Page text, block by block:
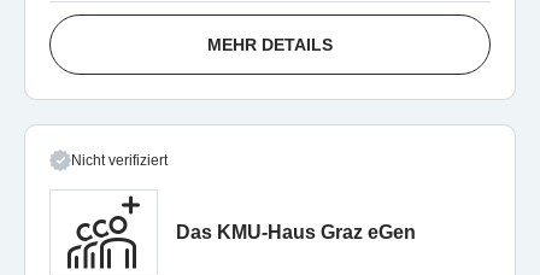
MEHR DETAILS
Nicht verifiziert
Das KMU-Haus Graz eGen